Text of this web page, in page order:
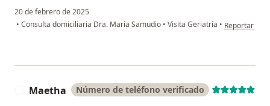
20 de febrero de 2025
• Consulta domiciliaria Dra. María Samudio • Visita Geriatría • en opinión
Reportar
Maetha Número de teléfono verificado